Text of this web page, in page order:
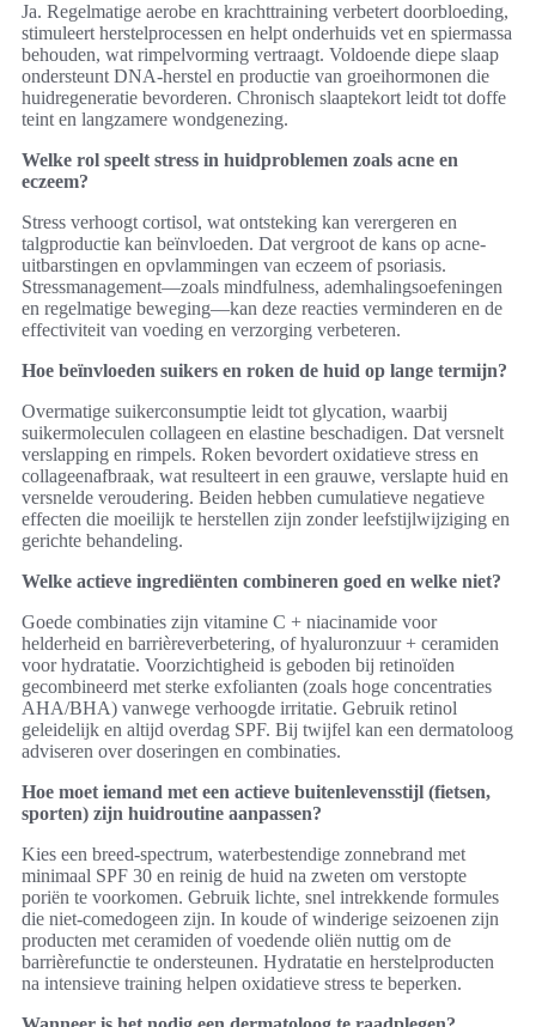
Ja. Regelmatige aerobe en krachttraining verbetert doorbloeding,
stimuleert herstelprocessen en helpt onderhuids vet en spiermassa
behouden, wat rimpelvorming vertraagt. Voldoende diepe slaap
ondersteunt DNA-herstel en productie van groeihormonen die
huidregeneratie bevorderen. Chronisch slaaptekort leidt tot doffe
teint en langzamere wondgenezing.
Welke rol speelt stress in huidproblemen zoals acne en
eczeem?
Stress verhoogt cortisol, wat ontsteking kan verergeren en
talgproductie kan beïnvloeden. Dat vergroot de kans op acne-
uitbarstingen en opvlammingen van eczeem of psoriasis.
Stressmanagement—zoals mindfulness, ademhalingsoefeningen
en regelmatige beweging—kan deze reacties verminderen en de
effectiviteit van voeding en verzorging verbeteren.
Hoe beïnvloeden suikers en roken de huid op lange termijn?
Overmatige suikerconsumptie leidt tot glycation, waarbij
suikermoleculen collageen en elastine beschadigen. Dat versnelt
verslapping en rimpels. Roken bevordert oxidatieve stress en
collageenafbraak, wat resulteert in een grauwe, verslapte huid en
versnelde veroudering. Beiden hebben cumulatieve negatieve
effecten die moeilijk te herstellen zijn zonder leefstijlwijziging en
gerichte behandeling.
Welke actieve ingrediënten combineren goed en welke niet?
Goede combinaties zijn vitamine C + niacinamide voor
helderheid en barrièreverbetering, of hyaluronzuur + ceramiden
voor hydratatie. Voorzichtigheid is geboden bij retinoïden
gecombineerd met sterke exfolianten (zoals hoge concentraties
AHA/BHA) vanwege verhoogde irritatie. Gebruik retinol
geleidelijk en altijd overdag SPF. Bij twijfel kan een dermatoloog
adviseren over doseringen en combinaties.
Hoe moet iemand met een actieve buitenlevensstijl (fietsen,
sporten) zijn huidroutine aanpassen?
Kies een breed-spectrum, waterbestendige zonnebrand met
minimaal SPF 30 en reinig de huid na zweten om verstopte
poriën te voorkomen. Gebruik lichte, snel intrekkende formules
die niet-comedogeen zijn. In koude of winderige seizoenen zijn
producten met ceramiden of voedende oliën nuttig om de
barrièrefunctie te ondersteunen. Hydratatie en herstelproducten
na intensieve training helpen oxidatieve stress te beperken.